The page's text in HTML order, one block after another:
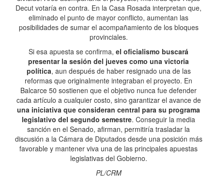
Decut votaría en contra. En la Casa Rosada interpretan que,
eliminado el punto de mayor conflicto, aumentan las
posibilidades de sumar el acompañamiento de los bloques
provinciales.
Si esa apuesta se confirma, el oficialismo buscará
presentar la sesión del jueves como una victoria
política, aun después de haber resignado una de las
reformas que originalmente integraban el proyecto. En
Balcarce 50 sostienen que el objetivo nunca fue defender
cada artículo a cualquier costo, sino garantizar el avance de
una iniciativa que consideran central para su programa
legislativo del segundo semestre. Conseguir la media
sanción en el Senado, afirman, permitiría trasladar la
discusión a la Cámara de Diputados desde una posición más
favorable y mantener viva una de las principales apuestas
legislativas del Gobierno.
PL/CRM